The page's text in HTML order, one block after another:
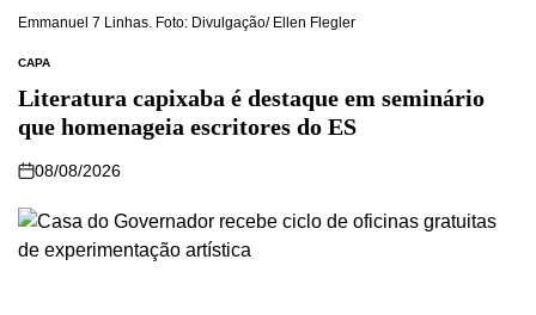
Emmanuel 7 Linhas. Foto: Divulgação/ Ellen Flegler
CAPA
Literatura capixaba é destaque em seminário
que homenageia escritores do ES
08/08/2026